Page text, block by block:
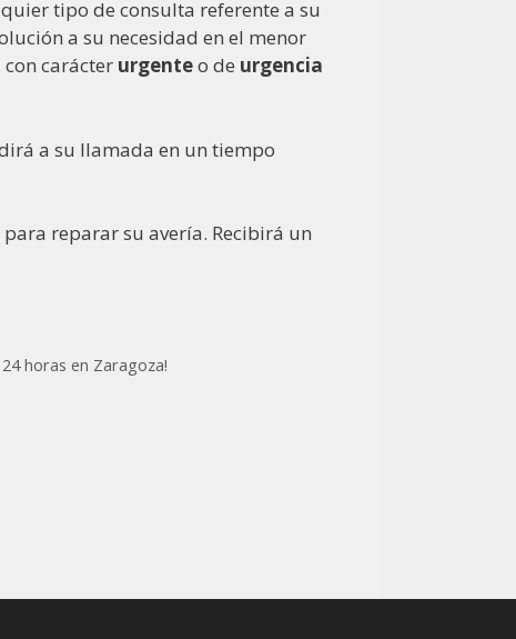
tipo de consulta referente a su
a su necesidad en el menor
carácter urgenteo de urgencia
a su llamada en un tiempo
para reparar su avería. Recibirá un
horas en Zaragoza!